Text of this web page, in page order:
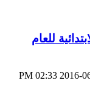
للعام
02:33 PM